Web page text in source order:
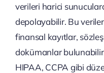
verileri harici
depolayabilir. Bu
finansal kayıtlar,
dokümanlar
HIPAA, CCPA gibi